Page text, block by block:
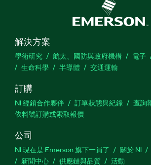
解決方案
學術研究 航太、國防與政府機構 電子
生命科學
半導體 交通運輸
訂購
NI 經銷合作夥伴 訂單狀態與紀錄 查詢
依料號訂購或索取報價
公司
NI 現在是 Emerson 旗下一員了 關於 NI
新聞中心
供應鏈與品質 活動